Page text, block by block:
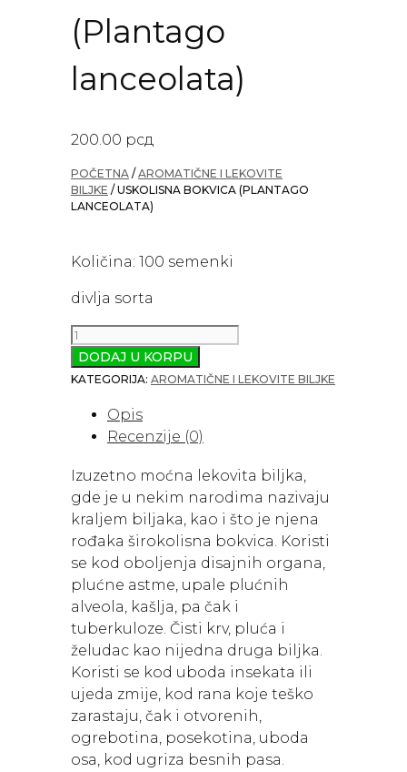
(Plantago
lanceolata)
200.00 рсд
POČETNA / AROMATIČNE I LEKOVITE
BILJKE / USKOLISNA BOKVICA (PLANTAGO
LANCEOLATA)
Količina: 100 semenki
divlja sorta
Uskolisna
Bokvica
(Plantago
količina
DODAJ U KORPU
KATEGORIJA: AROMATIČNE I LEKOVITE BILJKE
Opis
Recenzije (0)
Izuzetno moćna lekovita biljka,
gde je u nekim narodima nazivaju
kraljem biljaka, kao i što je njena
rođaka širokolisna bokvica. Koristi
se kod oboljenja disajnih organa,
plućne astme, upale plućnih
alveola, kašlja, pa čak i
tuberkuloze. Čisti krv, pluća i
želudac kao nijedna druga biljka.
Koristi se kod uboda insekata ili
ujeda zmije, kod rana koje teško
zarastaju, čak i otvorenih,
ogrebotina, posekotina, uboda
osa, kod ugriza besnih pasa.